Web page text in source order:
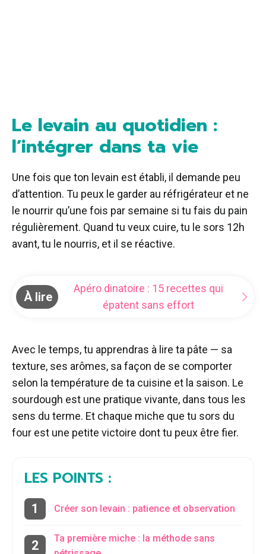
Le levain au quotidien :
l’intégrer dans ta vie
Une fois que ton levain est établi, il demande peu
d’attention. Tu peux le garder au réfrigérateur et ne
le nourrir qu’une fois par semaine si tu fais du pain
régulièrement. Quand tu veux cuire, tu le sors 12h
avant, tu le nourris, et il se réactive.
À lire
Apéro dinatoire : 15 recettes qui
épatent sans effort
Avec le temps, tu apprendras à lire ta pâte — sa
texture, ses arômes, sa façon de se comporter
selon la température de ta cuisine et la saison. Le
sourdough est une pratique vivante, dans tous les
sens du terme. Et chaque miche que tu sors du
four est une petite victoire dont tu peux être fier.
LES POINTS :
Créer son levain : patience et observation
Ta première miche : la méthode sans